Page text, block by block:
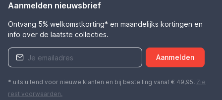
Aanmelden nieuwsbrief
Ontvang 5% welkomstkorting* en maandelijks kortingen en
info over de laatste collecties.
Aanmelden
* uitsluitend voor nieuwe klanten en bij bestelling vanaf € 49,95. Zie
rest voorwaarden.